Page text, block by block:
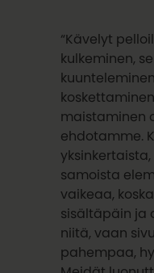
“Kävelyt
kulkeminen,
maistaminen
ehdotamme.
samoista
vaikeaa,
sisältäpäin ja
niitä, vaan
pahempaa,